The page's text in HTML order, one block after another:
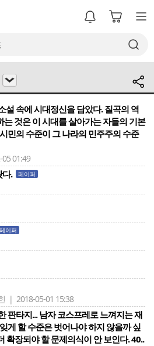
설 속에 시대정신을 담았다. 질곡의 역
것은 이 시대를 살아가는 자들의 기본
민의 수준이 그 나라의 민주주의 수준
01:49
다. 페이퍼
페이퍼
| 2018-05-01 15:38
판타지... 남자 코스프레로 느껴지는 재
게 할 수준은 벗어나야 하지 않을까 싶
확장되야 할 문제의식이 안 보인다. 40..